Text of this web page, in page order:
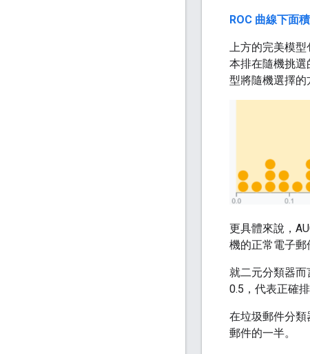
ROC 曲線下面
上方的完美模型
本排在隨機挑選
型將隨機選擇的
更具體來說，
機的正常電子郵
就二元分類器而
0.5，代表正確
在垃圾郵件分類
郵件的一半。